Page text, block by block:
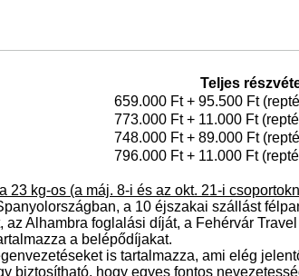
Teljes
659.000 Ft + 95.500 Ft
773.000 Ft + 11.000 Ft
748.000 Ft + 89.000 Ft
796.000 Ft + 11.000 Ft
a 23 kg-os (a máj. 8-i és az okt. 21-i
a 10 éjszakai szállást
Alhambra foglalási díját, a Fehérvár
a belépődíjakat.
is tartalmazza, ami elég
biztosítható, hogy egyes fontos